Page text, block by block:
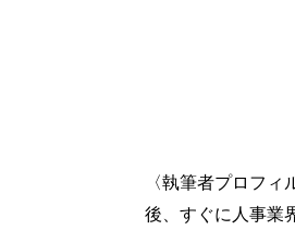
〈執筆者プロフィ
後、すぐに人事業